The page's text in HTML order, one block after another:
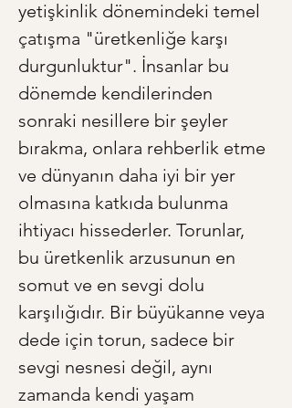
yetişkinlik dönemindeki temel
çatışma "üretkenliğe karşı
durgunluktur". İnsanlar bu
dönemde kendilerinden
sonraki nesillere bir şeyler
bırakma, onlara rehberlik etme
ve dünyanın daha iyi bir yer
olmasına katkıda bulunma
ihtiyacı hissederler. Torunlar,
bu üretkenlik arzusunun en
somut ve en sevgi dolu
karşılığıdır. Bir büyükanne veya
dede için torun, sadece bir
sevgi nesnesi değil, aynı
zamanda kendi yaşam